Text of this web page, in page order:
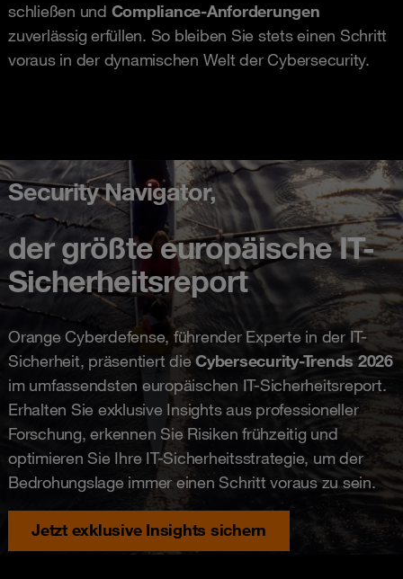
schließen und Compliance-Anforderungen
zuverlässig erfüllen. So bleiben Sie stets einen Schritt
voraus in der dynamischen Welt der Cybersecurity.
Security Navigator,
der größte europäische IT-
Sicherheitsreport
Orange Cyberdefense, führender Experte in der IT-
Sicherheit, präsentiert dieCybersecurity-Trends 2026
im umfassendsten europäischen IT-Sicherheitsreport.
Erhalten Sie exklusive Insights aus professioneller
Forschung, erkennen Sie Risiken frühzeitig und
optimieren Sie Ihre IT-Sicherheitsstrategie, um der
Bedrohungslage immer einen Schritt voraus zu sein.
Jetzt exklusive Insights sichern